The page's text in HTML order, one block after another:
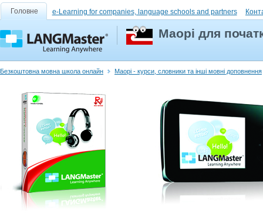
Головне e-Learning for companies, language schools and partners
Маорі для
Безкоштовна мовна школа онлайн Маорі - курси, словники та інші мовні доповнення